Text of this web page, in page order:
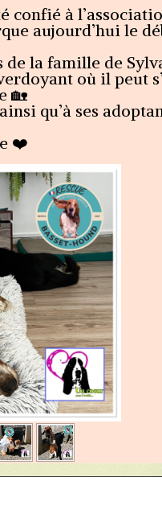
confié à
aujourd’hui le
la famille de
où il peut
🏡
qu’à ses
❤️